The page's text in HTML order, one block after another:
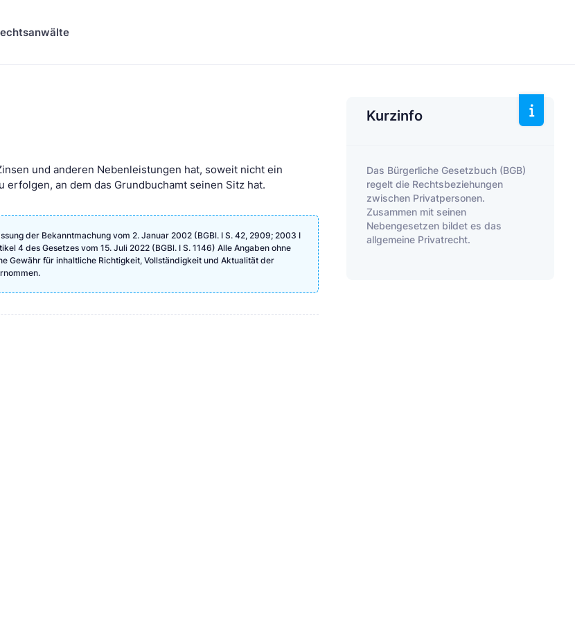
und anderen Nebenleistungen hat, soweit nicht ein
erfolgen, an dem das Grundbuchamt seinen Sitz hat.
der Bekanntmachung vom 2. Januar 2002 (BGBl. I S. 42, 2909; 2003 I
4 des Gesetzes vom 15. Juli 2022 (BGBl. I S. 1146) Alle Angaben ohne
Gewähr für inhaltliche Richtigkeit, Vollständigkeit und Aktualität der
Kurzinfo
Das Bürgerliche Gesetzbuch (BGB)
regelt die Rechtsbeziehungen
zwischen Privatpersonen.
Zusammen mit seinen
Nebengesetzen bildet es das
allgemeine Privatrecht.